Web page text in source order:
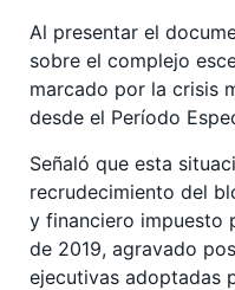
Al presentar el
sobre el complejo
marcado por la crisis
desde el Período
Señaló que esta
recrudecimiento del
y financiero impuesto
de 2019, agravado
ejecutivas adoptadas